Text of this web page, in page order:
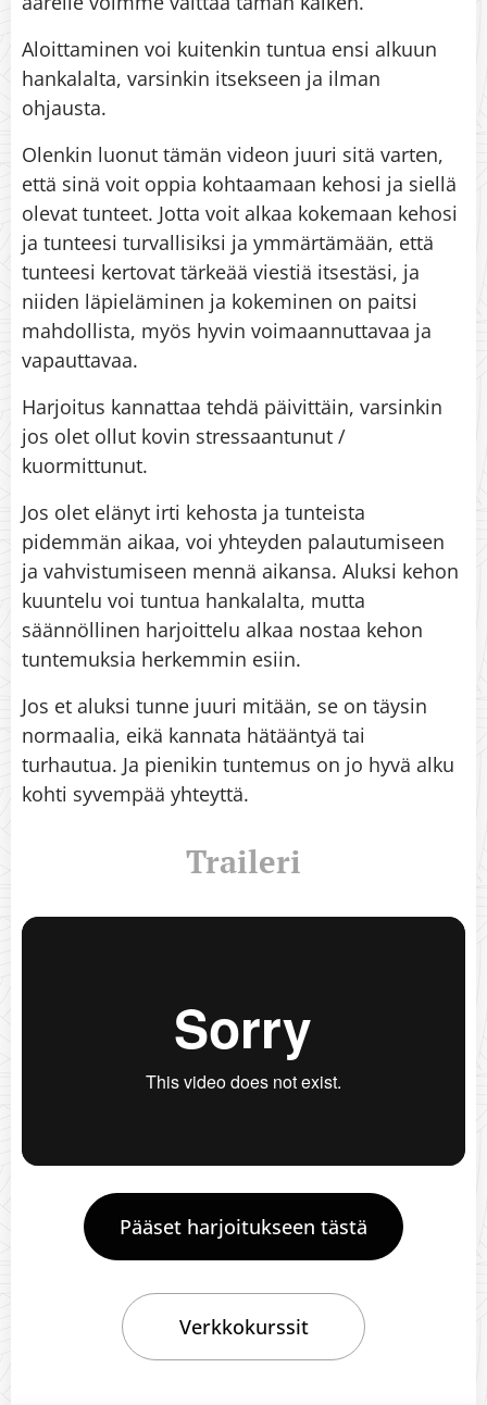
Aloittaminen voi kuitenkin tuntua ensi alkuun
hankalalta, varsinkin itsekseen ja ilman
ohjausta.
Olenkin luonut tämän videon juuri sitä varten,
että sinä voit oppia kohtaamaan kehosi ja siellä
olevat tunteet. Jotta voit alkaa kokemaan kehosi
ja tunteesi turvallisiksi ja ymmärtämään, että
tunteesi kertovat tärkeää viestiä itsestäsi, ja
niiden läpieläminen ja kokeminen on paitsi
mahdollista, myös hyvin voimaannuttavaa ja
vapauttavaa.
Harjoitus kannattaa tehdä päivittäin, varsinkin
jos olet ollut kovin stressaantunut /
kuormittunut.
Jos olet elänyt irti kehosta ja tunteista
pidemmän aikaa, voi yhteyden palautumiseen
ja vahvistumiseen mennä aikansa. Aluksi kehon
kuuntelu voi tuntua hankalalta, mutta
säännöllinen harjoittelu alkaa nostaa kehon
tuntemuksia herkemmin esiin.
Jos et aluksi tunne juuri mitään, se on täysin
normaalia, eikä kannata hätääntyä tai
turhautua. Ja pienikin tuntemus on jo hyvä alku
kohti syvempää yhteyttä.
Traileri
Pääset harjoitukseen tästä
Verkkokurssit